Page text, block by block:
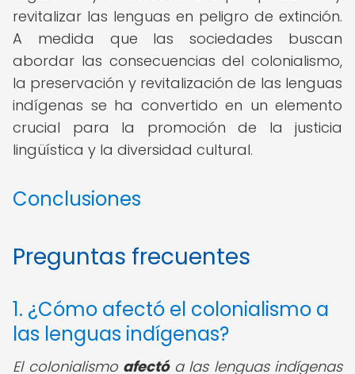
revitalizar las lenguas en peligro de extinción.
A medida que las sociedades buscan
abordar las consecuencias del colonialismo,
la preservación y revitalización de las lenguas
indígenas se ha convertido en un elemento
crucial para la promoción de la justicia
lingüística y la diversidad cultural.
Conclusiones
Preguntas frecuentes
1. ¿Cómo afectó el colonialismo a
las lenguas indígenas?
El colonialismo afectóa las lenguas indígenas